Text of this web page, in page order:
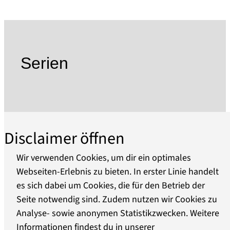
erhalten ist der Ausbau der Dachstube
Rahmen von Sonderveranstaltung oder nach
Das Heimatmuseum Stadt Teltow befindet sich
in Trägerschaft des Heimatvereins Stadt Teltow
Serien
Über uns
Barrierefreiheit
Disclaimer öffnen
Wir verwenden Cookies, um dir ein optimales
Webseiten-Erlebnis zu bieten. In erster Linie handelt
es sich dabei um Cookies, die für den Betrieb der
Seite notwendig sind. Zudem nutzen wir Cookies zu
Analyse- sowie anonymen Statistikzwecken. Weitere
Informationen findest du in unserer